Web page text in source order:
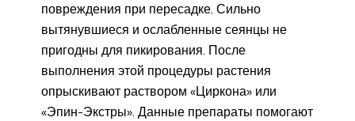
повреждения при пересадке. Сильно
вытянувшиеся и ослабленные сеянцы не
пригодны для пикирования. После
выполнения этой процедуры растения
опрыскивают раствором «Циркона» или
«Эпин-Экстры». Данные препараты помогают